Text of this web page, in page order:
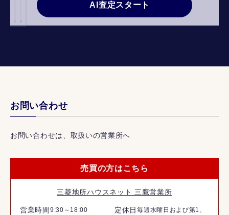
AI査定スタート
お問い合わせ
お問い合わせは、取扱いの営業所へ
売買の方はこちら
三菱地所ハウスネット 三鷹営業所
営業時間 9:30～18:00 定休日毎週水曜日および第1、